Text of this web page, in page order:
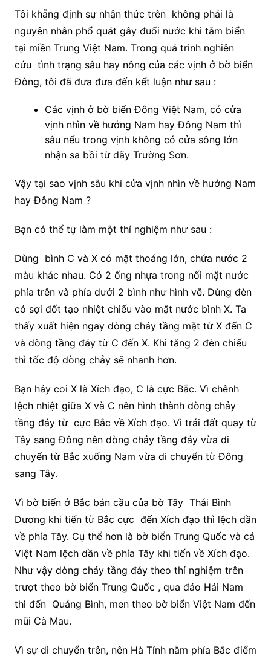
Tôi khẵng định sự nhận thức trên không phải là
nguyên nhân phổ quát gây đuối nước khi tắm biển
tại miền Trung Việt Nam. Trong quá trình nghiên
cứu tình trạng sâu hay nông của các vịnh ở bờ biển
Đông, tôi đã đưa đưa đến kết luận như sau :
Các vịnh ở bờ biển Đông Việt Nam, có cửa
vịnh nhìn về hướng Nam hay Đông Nam thì
sâu nếu trong vịnh không có cửa sông lớn
nhận sa bồi từ dãy Trường Sơn.
Vậy tại sao vịnh sâu khi cửa vịnh nhìn về hướng Nam
hay Đông Nam ?
Bạn có thể tự làm một thí nghiệm như sau :
Dùng bình C và X có mặt thoáng lớn, chứa nước 2
màu khác nhau. Có 2 ống nhựa trong nối mặt nước
phía trên và phía dưới 2 bình như hình vẽ. Dùng đèn
có sợi đốt tạo nhiệt chiếu vào mặt nước bình X. Ta
thấy xuất hiện ngay dòng chảy tầng mặt từ X đến C
và dòng tầng đáy từ C đến X. Khi tăng 2 đèn chiếu
thì tốc độ dòng chảy sẽ nhanh hơn.
Bạn hảy coi X là Xích đạo, C là cực Bắc. Vì chênh
lệch nhiệt giữa X và C nên hình thành dòng chảy
tầng đáy từ cực Bắc về Xích đạo. Vì trái đất quay từ
Tây sang Đông nên dòng chảy tầng đáy vừa di
chuyển từ Bắc xuống Nam vừa di chuyển từ Đông
sang Tây.
Vì bờ biển ở Bắc bán cầu của bờ Tây Thái Bình
Dương khi tiến từ Bắc cực đến Xích đạo thì lệch dần
về phía Tây. Cụ thể hơn là bờ biển Trung Quốc và cả
Việt Nam lệch dần về phía Tây khi tiến về Xích đạo.
Như vậy dòng chảy tầng đáy theo thí nghiệm trên
trượt theo bờ biển Trung Quốc , qua đảo Hải Nam
thì đến Quảng Bình, men theo bờ biển Việt Nam đến
mũi Cà Mau.
Vì sự di chuyển trên, nên Hà Tỉnh nằm phía Bắc điểm